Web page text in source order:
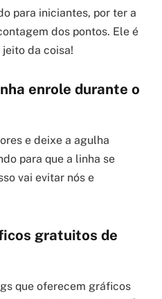
para iniciantes, por ter a
dos pontos. Ele é
da coisa!
enrole durante o
e deixe a agulha
para que a linha se
vai evitar nós e
gratuitos de
que oferecem gráficos